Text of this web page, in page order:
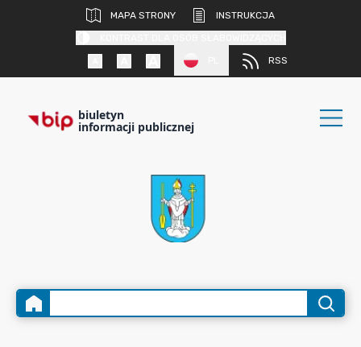
MAPA STRONY
INSTRUKCJA
RSS
biuletyn
informacji publicznej